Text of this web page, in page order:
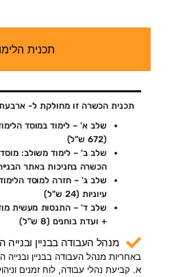
תכנית
תכנית הכשרה זו מחולקת ל-
שלב א' – לימוד במוסד
(672 ש"ל)
הכשרה בחניכות באתר הבנייה (240 שעות
שלב ג' – חזרה למוסד
עיוניות (24 ש"ל)
+ ועדת בוחנים (8 ש"ל)
מנהל העבודה בבניין ובנייה
באחריות מנהל העבודה בבניין ובנייה
א. קביעת נהלי עבודה, לוח זמנים